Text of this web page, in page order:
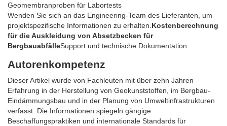
Geomembranproben für Labortests
Wenden Sie sich an das Engineering-Team des Lieferanten, um
projektspezifische Informationen zu erhalten. Kostenberechnung
für die Auskleidung von Absetzbecken für
BergbauabfälleSupport und technische Dokumentation.
Autorenkompetenz
Dieser Artikel wurde von Fachleuten mit über zehn Jahren
Erfahrung in der Herstellung von Geokunststoffen, im Bergbau-
Eindämmungsbau und in der Planung von Umweltinfrastrukturen
verfasst. Die Informationen spiegeln gängige
Beschaffungspraktiken und internationale Standards für